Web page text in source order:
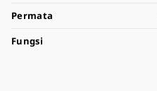
Permata
Fungsi